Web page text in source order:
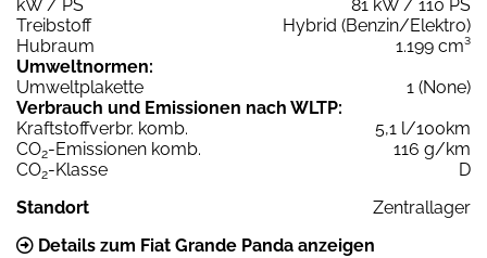
kW / PS
81 kW / 110 PS
Treibstoff
Hybrid (Benzin/Elektro)
Hubraum
1.199 cm³
Umweltnormen:
Umweltplakette
1 (None)
Verbrauch und Emissionen nach WLTP:
Kraftstoffverbr. komb.
5,1 l/100km
CO2-Emissionen komb.
116 g/km
CO2-Klasse
D
Standort
Zentrallager
Details zum Fiat Grande Panda anzeigen